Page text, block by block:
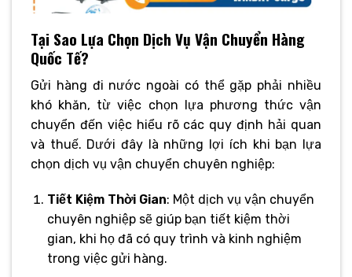
Tại Sao Lựa Chọn Dịch Vụ Vận Chuyển Hàng
Quốc Tế?
Gửi hàng đi nước ngoài có thể gặp phải nhiều
khó khăn, từ việc chọn lựa phương thức vận
chuyển đến việc hiểu rõ các quy định hải quan
và thuế. Dưới đây là những lợi ích khi bạn lựa
chọn dịch vụ vận chuyển chuyên nghiệp:
Tiết Kiệm Thời Gian: Một dịch vụ vận chuyển
chuyên nghiệp sẽ giúp bạn tiết kiệm thời
gian, khi họ đã có quy trình và kinh nghiệm
trong việc gửi hàng.